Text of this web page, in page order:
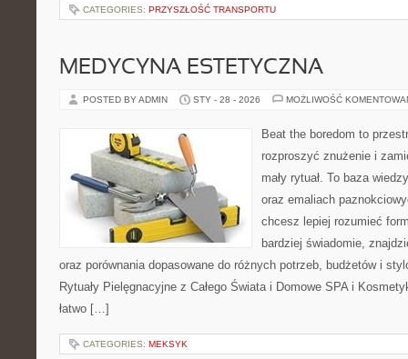
CATEGORIES: PRZYSZŁOŚĆ TRANSPORTU
MEDYCYNA ESTETYCZNA
POSTED BY ADMIN STY - 28 - 2026 MOŻLIWOŚĆ
Beat the boredom to
rozproszyć znużenie i
mały rytuał. To baza
oraz emaliach
chcesz lepiej rozumieć
bardziej świadomie,
oraz porównania dopasowane do różnych potrzeb, budżetów i
Rytuały Pielęgnacyjne z Całego Świata i Domowe SPA i
łatwo […]
CATEGORIES: MEKSYK